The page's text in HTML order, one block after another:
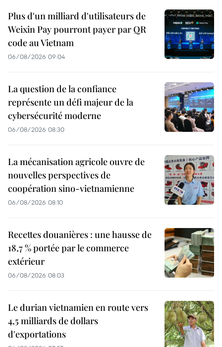
Plus d'un milliard d'utilisateurs de
Weixin Pay pourront payer par QR
code au Vietnam
06/08/2026 09:04
La question de la confiance
représente un défi majeur de la
cybersécurité moderne
06/08/2026 08:30
La mécanisation agricole ouvre de
nouvelles perspectives de
coopération sino-vietnamienne
06/08/2026 08:10
Recettes douanières : une hausse de
18,7 % portée par le commerce
extérieur
06/08/2026 08:03
Le durian vietnamien en route vers
4,5 milliards de dollars
d'exportations